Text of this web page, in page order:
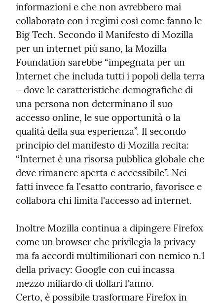
informazioni e che non avrebbero mai
collaborato con i regimi così come fanno le
Big Tech. Secondo il Manifesto di Mozilla
per un internet più sano, la Mozilla
Foundation sarebbe “impegnata per un
Internet che includa tutti i popoli della terra
– dove le caratteristiche demografiche di
una persona non determinano il suo
accesso online, le sue opportunità o la
qualità della sua esperienza”. Il secondo
principio del manifesto di Mozilla recita:
“Internet è una risorsa pubblica globale che
deve rimanere aperta e accessibile”. Nei
fatti invece fa l'esatto contrario, favorisce e
collabora chi limita l'accesso ad internet.
Inoltre Mozilla continua a dipingere Firefox
come un browser che privilegia la privacy
ma fa accordi multimilionari con nemico n.1
della privacy: Google con cui incassa
mezzo miliardo di dollari l'anno.
Certo, è possibile trasformare Firefox in